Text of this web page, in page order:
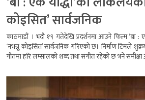
कोइसित’ सार्वजनिक
काठमाडौं । भदौ १९ गतेदेखि प्रदर्शनमा आउने फिल्म ‘बा :
‘नभन्नू कोइसित’ सार्वजनिक गरिएको छ। निर्माण टिमले
गीतमा हरि लम्सालको शब्द तथा संगीत रहेको छ भने समीक्षा